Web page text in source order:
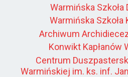
Warmińska
Warmińska
Archiwum
Konwikt Kapłanów
Centrum
Warmińskiej im. ks. inf.